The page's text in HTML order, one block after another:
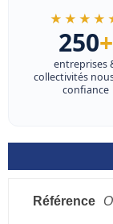
250+
entreprises
collectivités
confiance
Référence